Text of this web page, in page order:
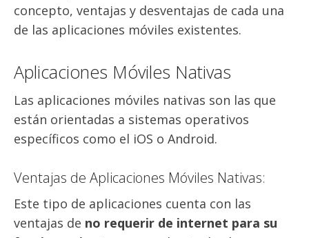
concepto, ventajas y desventajas de cada una
de las aplicaciones móviles existentes.
Aplicaciones Móviles Nativas
Las aplicaciones móviles nativas son las que
están orientadas a sistemas operativos
específicos como el iOS o Android.
Ventajas de Aplicaciones Móviles Nativas:
Este tipo de aplicaciones cuenta con las
ventajas de no requerir de internet para su